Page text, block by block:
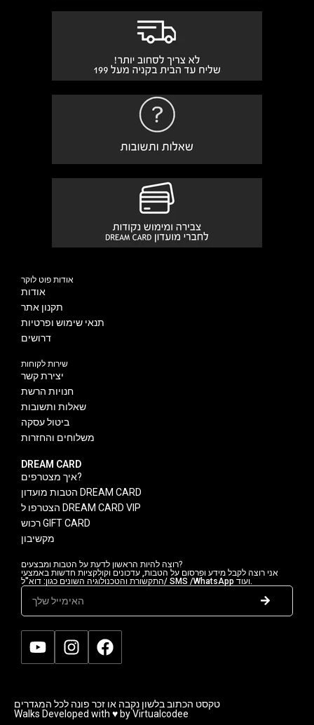
אודות פוט לוקר
אודות
תקנון אתר
תנאי שימוש ופרטיות
דרושים
שירות לקוחות
יצירת קשר
חנויות הרשת
שאלות ותשובות
ביטול עסקה
משלוחים והחזרות
DREAM CARD
איך מצטרפים?
הטבות מועדון DREAM CARD
הצטרפו ל DREAM CARD VIP
רכוש GIFT CARD
מקשיבון
רוצה להיות הראשון לדעת על הטבות ומבצעים?
אני רוצה לקבל מידע ופרסום על הטבות, עדכונים וקולקציות חדשות באמצעי
התקשורת והטכנולוגיה השונים כגון: דוא"ל/ SMS /WhatsApp ועוד.
טקסט הכתוב בלשון נקבה או זכר פונה לכל המגדרים
Walks Developed with ♥ by Virtualcodee